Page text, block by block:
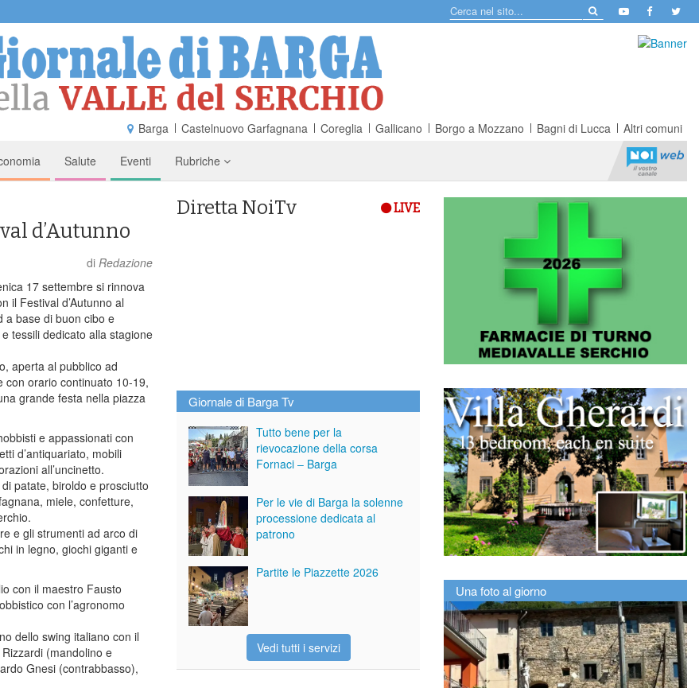
Barga Castelnuovo Garfagnana Coreglia Gallicano Borgo a Mozzano Bagni di Lucca Altri comuni
Salute Eventi Rubriche
d’Autunno
di Redazione
17 settembre si rinnova
il Festival d’Autunno al
a base di buon cibo e
tessili dedicato alla stagione
aperta al pubblico ad
con orario continuato 10-19,
grande festa nella piazza
e appassionati con
d’antiquariato, mobili
all’uncinetto.
patate, biroldo e prosciutto
miele, confetture,
e gli strumenti ad arco di
in legno, giochi giganti e
con il maestro Fausto
con l’agronomo
dello swing italiano con il
(mandolino e
Gnesi (contrabbasso),
Diretta NoiTv LIVE
Giornale di Barga Tv
Tutto bene per la
rievocazione della corsa
Fornaci – Barga
Per le vie di Barga la solenne
processione dedicata al
patrono
Partite le Piazzette 2026
Vedi tutti i servizi
Una foto al giorno